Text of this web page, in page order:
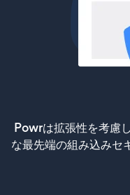
Powrは拡張性を考慮
な最先端の組み込みセ